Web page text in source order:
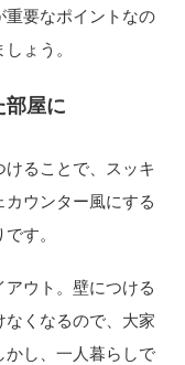
重要なポイントなの
ょう。
部屋に
けることで、スッキ
ウンター風にする
す。
ウト。壁につける
なくなるので、大家
かし、一人暮らしで